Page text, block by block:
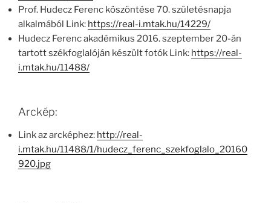
Prof. Hudecz Ferenc köszöntése 70. születésnapja
alkalmából Link: https://real-i.mtak.hu/14229/
Hudecz Ferenc akadémikus 2016. szeptember 20-án
tartott székfoglalóján készült fotók Link: https://real-
i.mtak.hu/11488/
Arckép:
Link az arcképhez: http://real-
i.mtak.hu/11488/1/hudecz_ferenc_szekfoglalo_20160
920.jpg